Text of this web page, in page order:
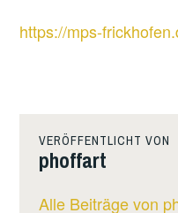
https://mps-
VERÖFFENTLICHT VON
phoffart
Alle Beiträge von